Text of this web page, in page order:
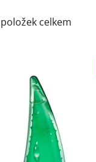
položek celkem